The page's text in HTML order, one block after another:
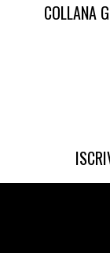
COLLANA